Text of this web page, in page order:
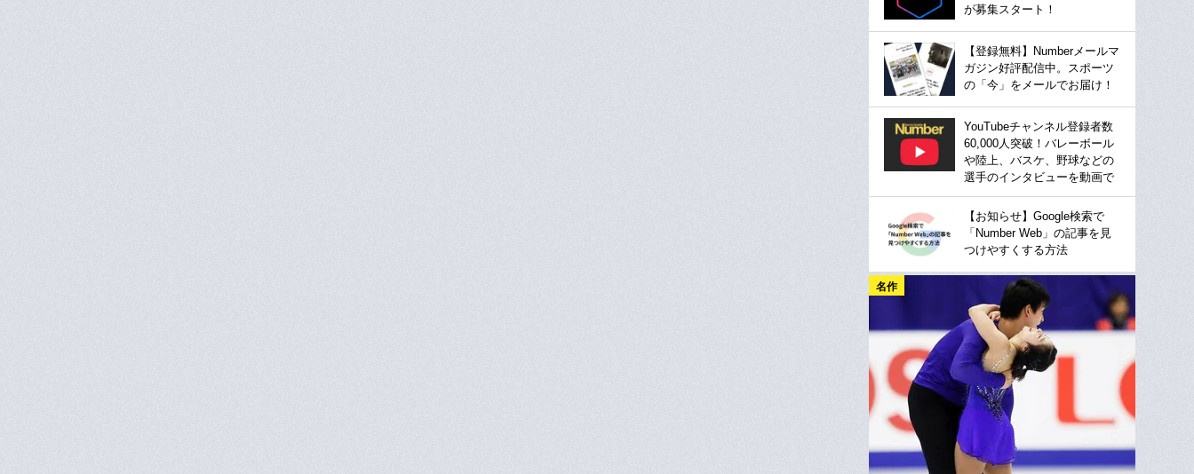
が募集スタート！
【登録無料】Numberメールマ
ガジン好評配信中。スポーツ
の「今」をメールでお届け！
YouTubeチャンネル登録者数
60,000人突破！バレーボール
や陸上、バスケ、野球などの
選手のインタビューを動画で
【お知らせ】Google検索で
「Number Web」の記事を見
つけやすくする方法
名作